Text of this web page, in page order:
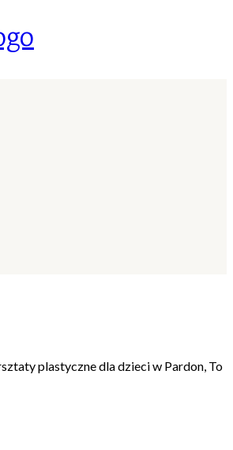
plastyczne dla dzieci w Pardon, To